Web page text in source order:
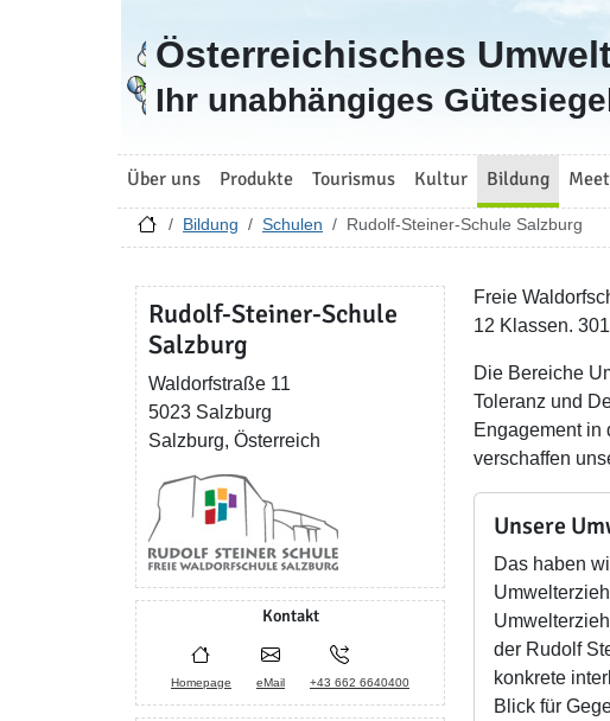
Zur Startseite
Österreichisches
Ihr unabhängiges
Über uns Produkte Tourismus Kultur Bildung
Bildung Schulen Rudolf-Steiner-Schule Salzburg
Rudolf-Steiner-Schule
Salzburg
Waldorfstraße 11
5023 Salzburg
Salzburg, Österreich
Kontakt
Homepage eMail +43 662 6640400
Freie
12 Klassen.
Die Bereiche
Toleranz und
Engagement in
verschaffen
Unsere
Das haben
der Rudolf
konkrete
Blick für